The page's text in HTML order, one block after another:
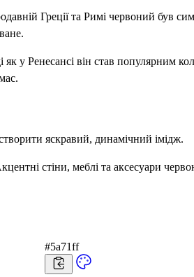
Греції та Римі червоний був
у Ренесансі він став популярним
яскравий, динамічний імідж.
стіни, меблі та аксесуари
#5a71ff